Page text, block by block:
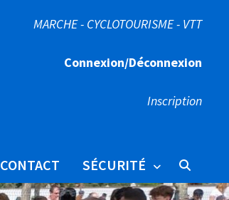
MARCHE - CYCLOTOURISME - VTT
Connexion/Déconnexion
Inscription
CONTACT SÉCURITÉ